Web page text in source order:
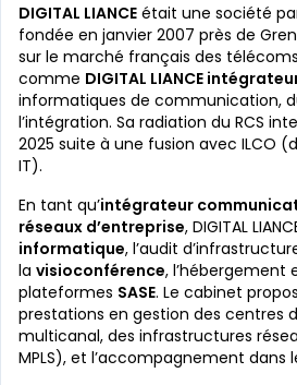
DIGITAL LIANCE était une société
fondée en janvier 2007 près de
sur le marché français des
comme DIGITAL LIANCE
informatiques de communication,
l’intégration. Sa radiation du RCS
2025 suite à une fusion avec ILCO
IT).
En tant qu’intégrateur
réseaux d’entreprise, DIGITAL
informatique, l’audit
la visioconférence, l’hébergement
plateformes SASE. Le cabinet
prestations en gestion des centres
multicanal, des infrastructures
MPLS), et l’accompagnement dans